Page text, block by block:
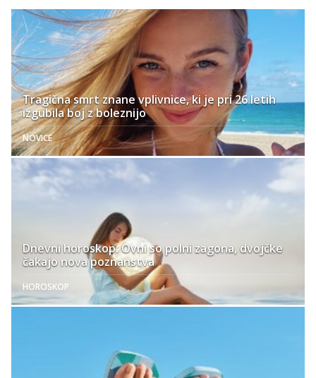
Tragična smrt znane vplivnice, ki je pri 26 letih
izgubila boj z boleznijo
NOVICE
Dnevni horoskop: Ovni so polni zagona, dvojčke
čakajo nova poznanstva
HOROSKOP